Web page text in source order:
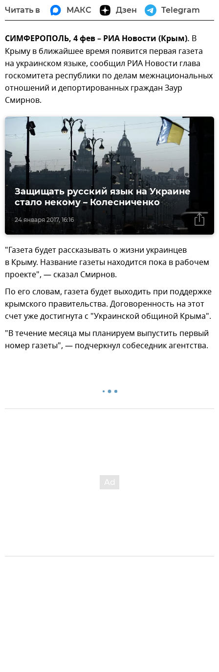
Читать в МАКС Дзен Telegram
СИМФЕРОПОЛЬ, 4 фев – РИА Новости (Крым). В
Крыму в ближайшее время появится первая газета
на украинском языке, сообщил РИА Новости глава
госкомитета республики по делам межнациональных
отношений и депортированных граждан Заур
Смирнов.
24 января 2017, 16:16
Защищать русский язык на Украине
стало некому – Колесниченко
"Газета будет рассказывать о жизни украинцев
в Крыму. Название газеты находится пока в рабочем
проекте", — сказал Смирнов.
По его словам, газета будет выходить при поддержке
крымского правительства. Договоренность на этот
счет уже достигнута с "Украинской общиной Крыма".
"В течение месяца мы планируем выпустить первый
номер газеты", — подчеркнул собеседник агентства.